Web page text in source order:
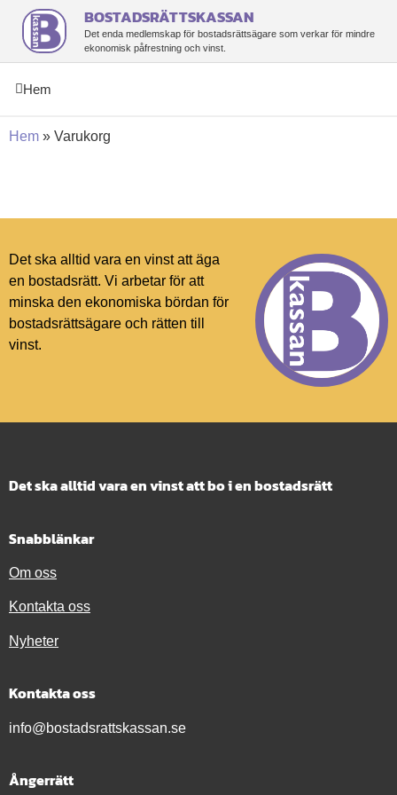
BOSTADSRÄTTSKASSAN
Det enda medlemskap för bostadsrättsägare som verkar för mindre
ekonomisk påfrestning och vinst.
Hem
Hem » Varukorg
Det ska alltid vara en vinst att äga
en bostadsrätt. Vi arbetar för att
minska den ekonomiska bördan för
bostadsrättsägare och rätten till
vinst.
Det ska alltid vara en vinst att bo i en bostadsrätt
Snabblänkar
Om oss
Kontakta oss
Nyheter
Kontakta oss
info@bostadsrattskassan.se
Ångerrätt